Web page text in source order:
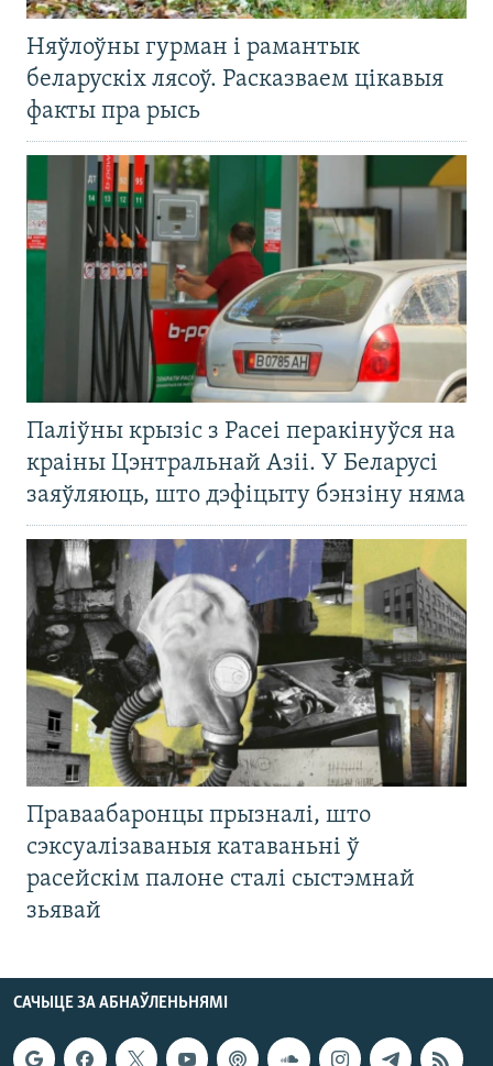
Няўлоўны гурман і рамантык
беларускіх лясоў. Расказваем цікавыя
факты пра рысь
Паліўны крызіс з Расеі перакінуўся на
краіны Цэнтральнай Азіі. У Беларусі
заяўляюць, што дэфіцыту бэнзіну няма
Праваабаронцы прызналі, што
сэксуалізаваныя катаваньні ў
расейскім палоне сталі сыстэмнай
зьявай
САЧЫЦЕ ЗА АБНАЎЛЕНЬНЯМІ